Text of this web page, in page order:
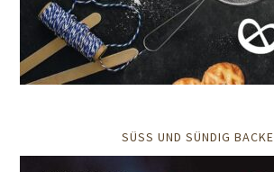
SÜSS UND SÜNDIG BACKEN